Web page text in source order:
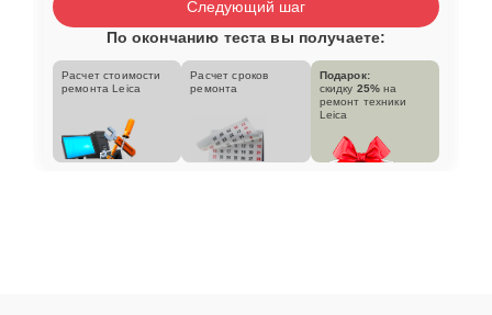
Следующий шаг
По окончанию теста вы получаете:
Расчет стоимости
ремонта Leica
Расчет сроков
ремонта
Подарок:
скидку 25% на
ремонт техники
Leica